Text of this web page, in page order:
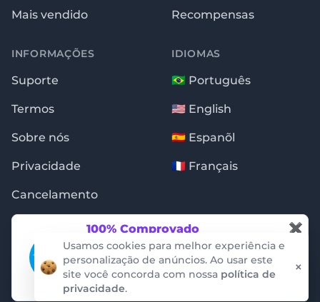
100% Comprovado
Essas notificações são garantidas pela
auditoria da empresa ProveSource. Não
conseguimos criar ou alterar os dados.
ProveSource
✖
Usamos cookies para melhor experiência e
personalização de anúncios. Ao usar este
site você concorda com nossa política de
privacidade.
×
Mais vendido Recompensas
INFORMAÇÕES
Suporte
Termos
Sobre nós
Privacidade
Cancelamento
IDIOMAS
🇧🇷 Português
🇺🇸 English
🇪🇸 Espanõl
🇫🇷 Français
Copyright © 2009 - 2026 · Seguidores.com.br